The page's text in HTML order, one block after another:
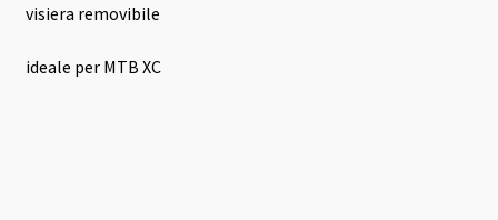
89,00 €.
visiera removibile
ideale per MTB XC